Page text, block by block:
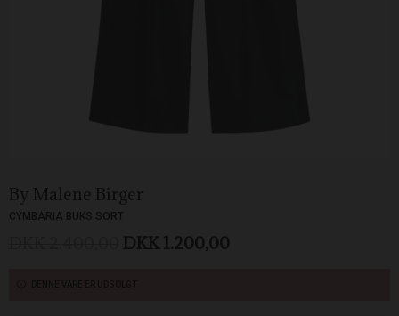
By Malene Birger
CYMBARIA BUKS SORT
DKK 1.200,00